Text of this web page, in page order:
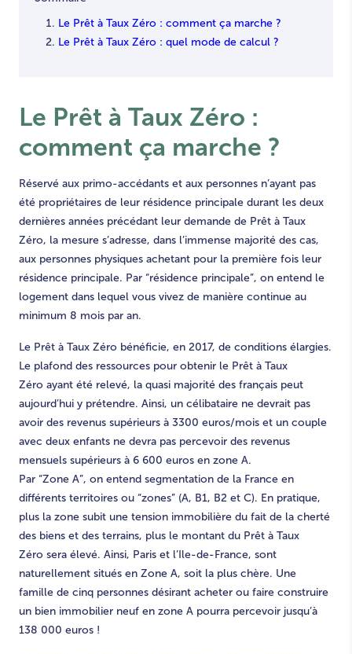
Le Prêt à Taux Zéro : comment ça marche ?
Le Prêt à Taux Zéro : quel mode de calcul ?
Le Prêt à Taux Zéro :
comment ça marche ?
Réservé aux primo-accédants et aux personnes n’ayant pas
été propriétaires de leur résidence principale durant les deux
dernières années précédant leur demande de Prêt à Taux
Zéro, la mesure s’adresse, dans l’immense majorité des cas,
aux personnes physiques achetant pour la première fois leur
résidence principale. Par “résidence principale”, on entend le
logement dans lequel vous vivez de manière continue au
minimum 8 mois par an.
Le Prêt à Taux Zéro bénéficie, en 2017, de conditions élargies.
Le plafond des ressources pour obtenir le Prêt à Taux
Zéro ayant été relevé, la quasi majorité des français peut
aujourd’hui y prétendre. Ainsi, un célibataire ne devrait pas
avoir des revenus supérieurs à 3300 euros/mois et un couple
avec deux enfants ne devra pas percevoir des revenus
mensuels supérieurs à 6 600 euros en zone A.
Par “Zone A”, on entend segmentation de la France en
différents territoires ou “zones” (A, B1, B2 et C). En pratique,
plus la zone subit une tension immobilière du fait de la cherté
des biens et des terrains, plus le montant du Prêt à Taux
Zéro sera élevé. Ainsi, Paris et l’Ile-de-France, sont
naturellement situés en Zone A, soit la plus chère. Une
famille de cinq personnes désirant acheter ou faire construire
un bien immobilier neuf en zone A pourra percevoir jusqu’à
138 000 euros !